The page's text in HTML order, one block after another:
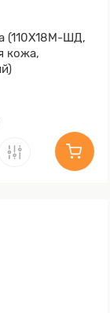
(110Х18М-ШД,
кожа,